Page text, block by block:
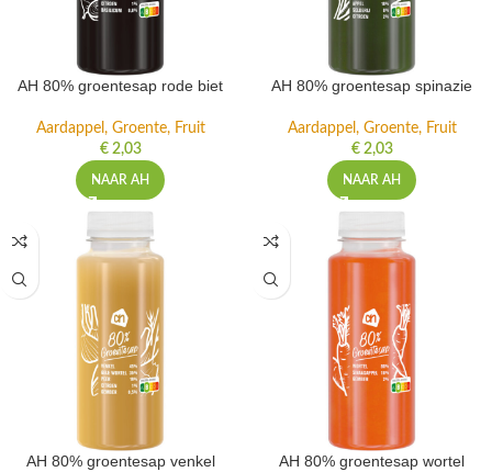
AH 80% groentesap rode biet
Aardappel, Groente, Fruit
€2,03
NAAR AH
AH 80% groentesap spinazie
Aardappel, Groente, Fruit
€2,03
NAAR AH
AH 80% groentesap venkel AH 80% groentesap wortel